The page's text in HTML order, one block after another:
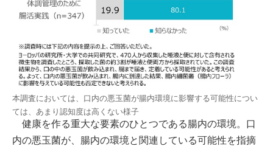
本調査においては、口内の悪玉菌が腸内環境に影響する可能性につい
ては、あまり認知度は高くない様子
健康を作る重大な要素のひとつである腸内の環境。口
内の悪玉菌が、腸内の環境と関連している可能性を指摘